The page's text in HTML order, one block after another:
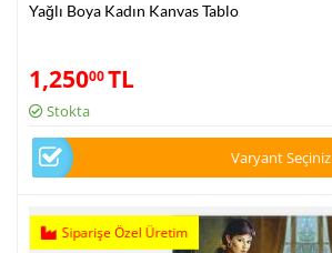
Yağlı Boya Kadın Kanvas Tablo
1,25000TL
Stokta
Varyant Seçiniz
Siparişe Özel Üretim